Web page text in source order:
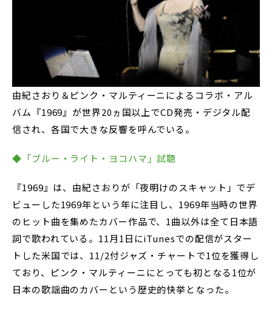
由紀さおり＆ピンク・マルティーニによるコラボ・アル
バム『1969』が世界20ヵ国以上でCD発売・デジタル配
信され、各国で大きな反響を呼んでいる。
◆「ブルー・ライト・ヨコハマ」試聴
『1969』は、由紀さおりが「夜明けのスキャット」でデ
ビューした1969年という年に注目し、1969年当時の世界
のヒット曲を集めたカバー作品で、1曲以外は全て日本語
詞で歌われている。11月1日にiTunesでの配信がスター
トした米国では、11/2付ジャズ・チャートで1位を獲得し
ており、ピンク・マルティーニにとっても初となる1位が
日本の歌謡曲のカバーという歴史的快挙となった。